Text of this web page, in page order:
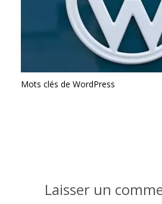
Mots clés de WordPress
Laisser un